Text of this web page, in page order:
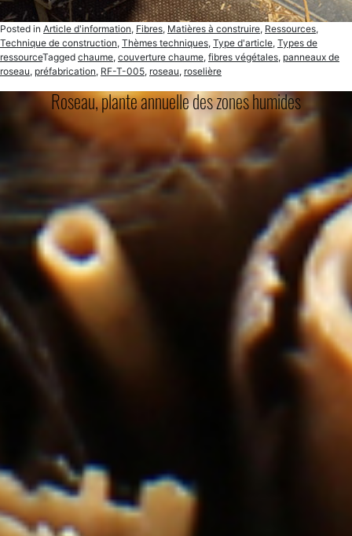
Posted in Article d'information, Fibres, Matières à construire, Ressources,
Technique de construction, Thèmes techniques, Type d'article, Types de
ressourceTagged chaume, couverture chaume, fibres végétales, panneaux de
roseau, préfabrication, RF-T-005, roseau, roselière
Roseau, plante annuelle des zones humides